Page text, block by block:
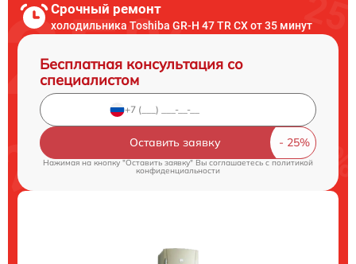
Срочный ремонт
холодильника Toshiba GR-H 47 TR CX от 35 минут
Бесплатная консультация со
специалистом
Оставить заявку
Нажимая на кнопку "Оставить заявку" Вы соглашаетесь cполитикой
конфиденциальности